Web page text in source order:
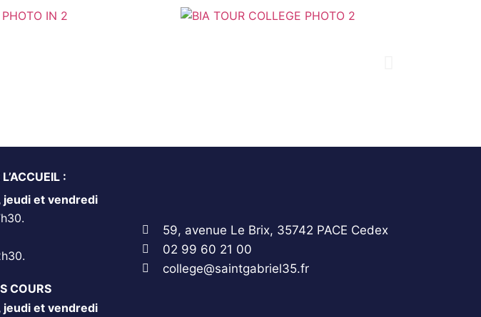
:
jeudi et vendredi
COURS
jeudi et vendredi
59, avenue Le Brix, 35742 PACE Cedex
02 99 60 21 00
college@saintgabriel35.fr